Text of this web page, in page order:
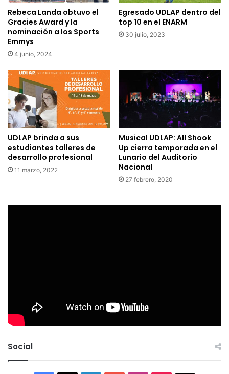
Rebeca Landa obtuvo el
Gracies Award y la
nominación a los Sports
Emmys
4 junio, 2024
Egresado UDLAP dentro del
top 10 en el ENARM
30 julio, 2023
UDLAP brinda a sus
estudiantes talleres de
desarrollo profesional
11 marzo, 2022
Musical UDLAP: All Shook
Up cierra temporada en el
Lunario del Auditorio
Nacional
27 febrero, 2020
Social